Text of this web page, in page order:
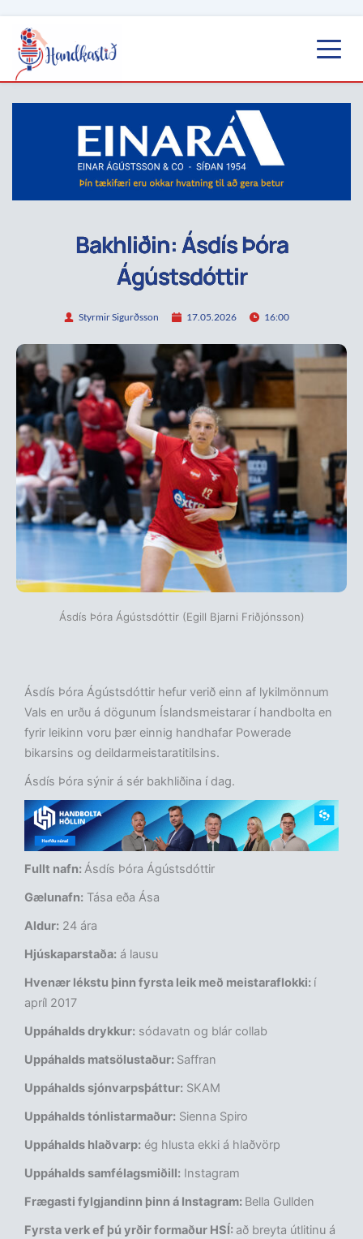
Bakhliðin: Ásdís Þóra
Ágústsdóttir
Styrmir Sigurðsson 17.05.2026 16:00
Ásdís Þóra Ágústsdóttir (Egill Bjarni Friðjónsson)
Ásdís Þóra Ágústsdóttir hefur verið einn af lykilmönnum
Vals en urðu á dögunum Íslandsmeistarar í handbolta en
fyrir leikinn voru þær einnig handhafar Powerade
bikarsins og deildarmeistaratitilsins.
Ásdís Þóra sýnir á sér bakhliðina í dag.
Fullt nafn:Ásdís Þóra Ágústsdóttir
Gælunafn: Tása eða Ása
Aldur: 24 ára
Hjúskaparstaða: á lausu
Hvenær lékstu þinn fyrsta leik með meistaraflokki: í
apríl 2017
Uppáhalds drykkur: sódavatn og blár collab
Uppáhalds matsölustaður: Saffran
Uppáhalds sjónvarpsþáttur: SKAM
Uppáhalds tónlistarmaður: Sienna Spiro
Uppáhalds hlaðvarp: ég hlusta ekki á hlaðvörp
Uppáhalds samfélagsmiðill: Instagram
Frægasti fylgjandinn þinn á Instagram: Bella Gullden
Fyrsta verk ef þú yrðir formaður HSÍ: að breyta útlitinu á